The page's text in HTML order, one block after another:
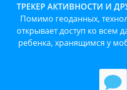
ТРЕКЕР АКТИВНОСТИ И
Помимо геоданных,
открывает доступ ко всем
ребенка, хранящимся у